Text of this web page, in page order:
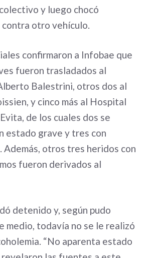
y luego chocó
otro vehículo.
confirmaron a Infobae que
fueron trasladados al
Balestrini, otros dos al
y cinco más al Hospital
de los cuales dos se
estado grave y tres con
Además, otros tres heridos con
fueron derivados al
detenido y, según pudo
medio, todavía no se le realizó
“No aparenta estado